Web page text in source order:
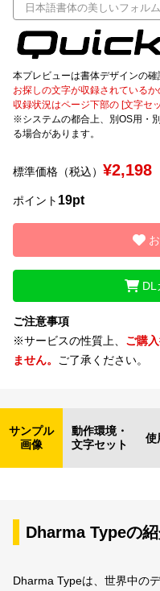
文字種類
価格帯
リセット
本プレビューは書体デザインの確
お探しの文字が収録されている
収録状況はページ下部の [文字セ
※システムの都合上、別OS用・
る場合があります。
標準価格（税込） ¥2,198
ポイント 19pt
DL
ご注意事項
※サービスの性質上、 ご購
ません。 ご了承ください。
サンプル
画像
動作環境・
文字セット
使
Dharma Typeの
Dharma Typeは、世界中の